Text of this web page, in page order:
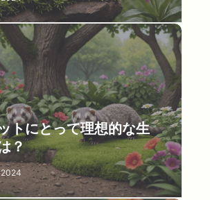
トにとって理想的な生
？
2024